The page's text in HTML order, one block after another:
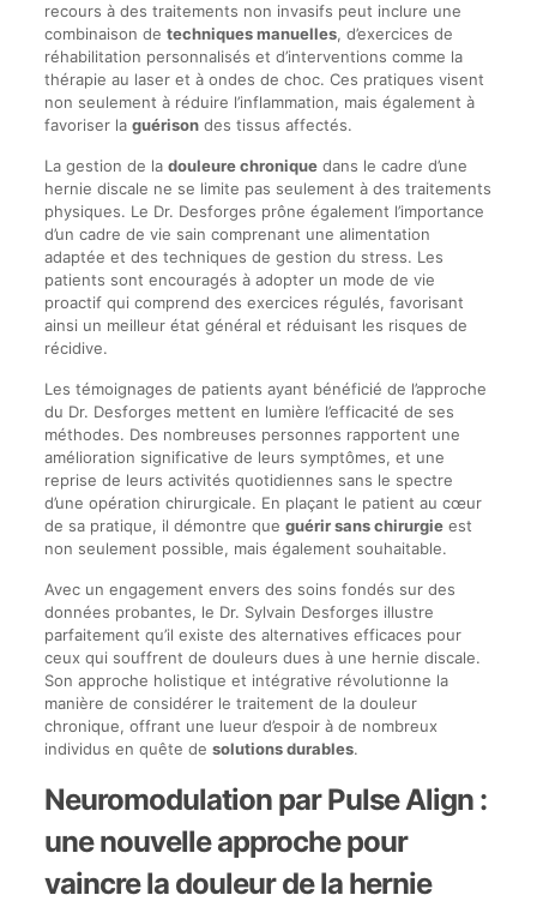
recours à des traitements non invasifs peut inclure une
combinaison de techniques manuelles, d’exercices de
réhabilitation personnalisés et d’interventions comme la
thérapie au laser et à ondes de choc. Ces pratiques visent
non seulement à réduire l’inflammation, mais également à
favoriser la guérisondes tissus affectés.
La gestion de la douleure chroniquedans le cadre d’une
hernie discale ne se limite pas seulement à des traitements
physiques. Le Dr. Desforges prône également l’importance
d’un cadre de vie sain comprenant une alimentation
adaptée et des techniques de gestion du stress. Les
patients sont encouragés à adopter un mode de vie
proactif qui comprend des exercices régulés, favorisant
ainsi un meilleur état général et réduisant les risques de
récidive.
Les témoignages de patients ayant bénéficié de l’approche
du Dr. Desforges mettent en lumière l’efficacité de ses
méthodes. Des nombreuses personnes rapportent une
amélioration significative de leurs symptômes, et une
reprise de leurs activités quotidiennes sans le spectre
d’une opération chirurgicale. En plaçant le patient au cœur
de sa pratique, il démontre que guérir sans chirurgieest
non seulement possible, mais également souhaitable.
Avec un engagement envers des soins fondés sur des
données probantes, le Dr. Sylvain Desforges illustre
parfaitement qu’il existe des alternatives efficaces pour
ceux qui souffrent de douleurs dues à une hernie discale.
Son approche holistique et intégrative révolutionne la
manière de considérer le traitement de la douleur
chronique, offrant une lueur d’espoir à de nombreux
individus en quête de solutions durables.
Neuromodulation par Pulse Align :
une nouvelle approche pour
vaincre la douleur de la hernie